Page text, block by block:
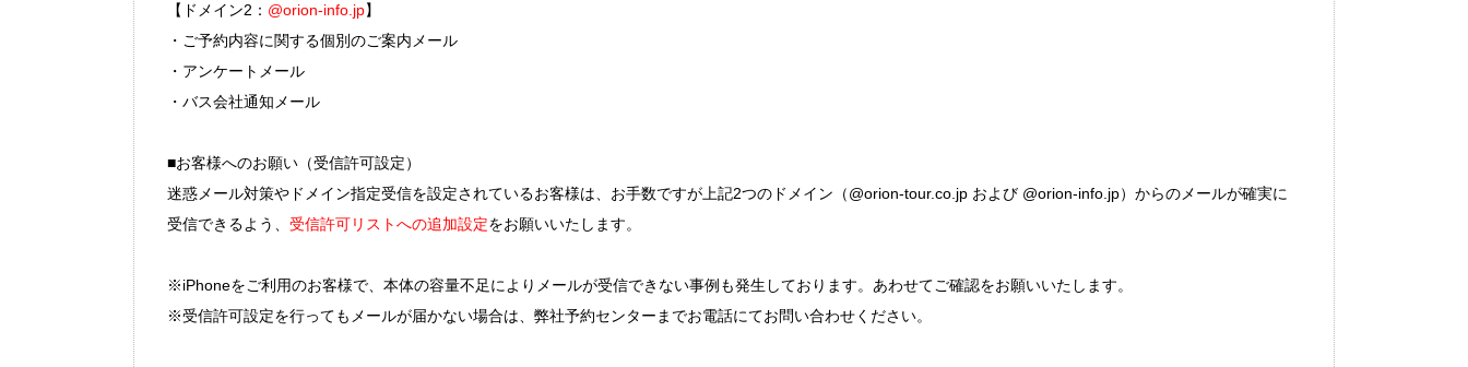
【ドメイン2： @orion-info.jp】
・ご予約内容に関する個別のご案内メール
・アンケートメール
・バス会社通知メール
■お客様へのお願い（受信許可設定）
迷惑メール対策やドメイン指定受信を設定されているお客様は、お手数ですが上記2つのドメイン（@orion-tour.co.jp および @orion-info.jp）からのメールが確実に
受信できるよう、 受信許可リストへの追加設定をお願いいたします。
※iPhoneをご利用のお客様で、本体の容量不足によりメールが受信できない事例も発生しております。あわせてご確認をお願いいたします。
※受信許可設定を行ってもメールが届かない場合は、弊社予約センターまでお電話にてお問い合わせください。